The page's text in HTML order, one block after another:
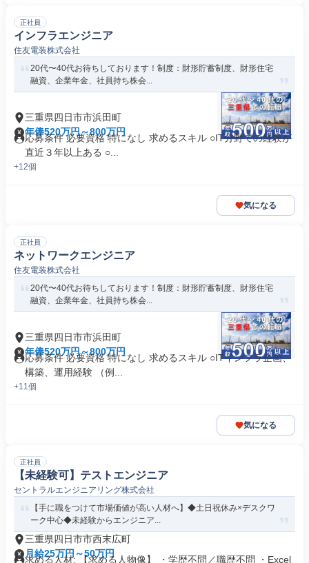
正社員
インフラエンジニア
住友電装株式会社
20代〜40代お待ちしております！制度：財形貯蓄制度、財形住宅
融資、企業年金、社員持ち株会...
三重県四日市市浜田町
年俸520万円～800万円
応募条件 必要資格 特になし 求めるスキル ○IT分野での経験が
直近３年以上ある ○...
+12個
気になる
正社員
ネットワークエンジニア
住友電装株式会社
20代〜40代お待ちしております！制度：財形貯蓄制度、財形住宅
融資、企業年金、社員持ち株会...
三重県四日市市浜田町
年俸520万円～800万円
応募条件 必要資格 特になし 求めるスキル ○ITインフラ企画、
構築、運用経験 （例...
+11個
気になる
正社員
【未経験可】テストエンジニア
セントラルエンジニアリング株式会社
【手に職をつけて市場価値が高い人材へ】◆土日祝休み×デスクワ
ーク中心◆未経験からエンジニア...
三重県四日市市西末広町
月給25万円～50万円
求める人材: 【求める人物像】 ・学歴不問／職歴不問 ・Excel